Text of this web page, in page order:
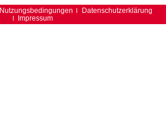
Nutzungsbedingungen
Datenschutzerklärung
Impressum